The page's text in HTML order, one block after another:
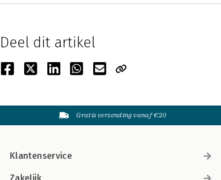
Deel dit artikel
Gratis verzending vanaf €20
Klantenservice